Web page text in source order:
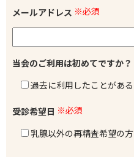
メールアドレス ※必須
当会のご利用は初めてですか？
過去に利用したことがある
受診希望日 ※必須
乳腺以外の再精査希望の方